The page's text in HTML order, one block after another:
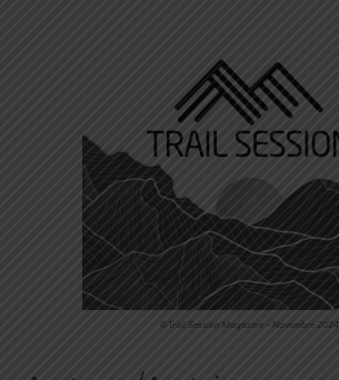
©Trail Session Magazine – Novembre 2024